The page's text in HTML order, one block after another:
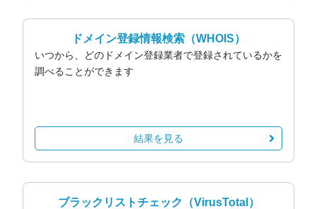
ドメイン登録情報検索 （WHOIS）
いつから、どのドメイン登録業者で登録されているかを
調べることができます
結果を見る
ブラックリストチェック （VirusTotal）